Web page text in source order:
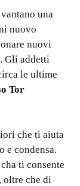
una
nuovo
nuovi
Gli addetti
le ultime
Tor
che ti aiuta
e condensa.
ti consente
che di